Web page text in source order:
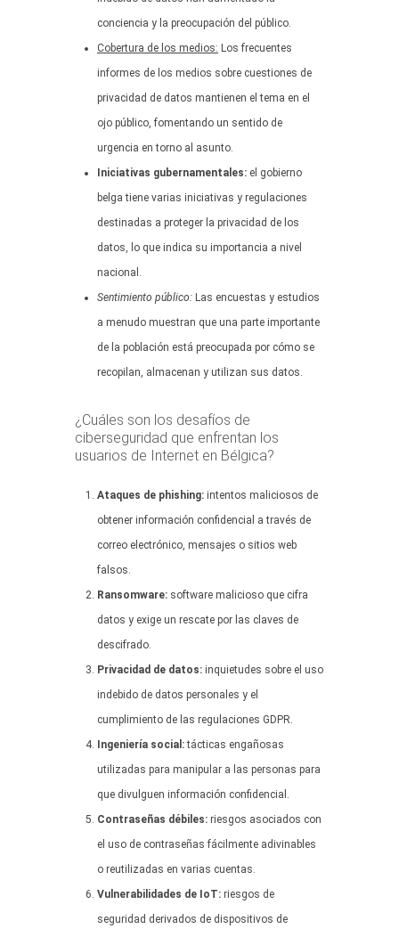
conciencia y la preocupación del público.
Cobertura de los medios: Los frecuentes
informes de los medios sobre cuestiones de
privacidad de datos mantienen el tema en el
ojo público, fomentando un sentido de
urgencia en torno al asunto.
Iniciativas gubernamentales: el gobierno
belga tiene varias iniciativas y regulaciones
destinadas a proteger la privacidad de los
datos, lo que indica su importancia a nivel
nacional.
Sentimiento público: Las encuestas y estudios
a menudo muestran que una parte importante
de la población está preocupada por cómo se
recopilan, almacenan y utilizan sus datos.
¿Cuáles son los desafíos de
ciberseguridad que enfrentan los
usuarios de Internet en Bélgica?
Ataques de phishing: intentos maliciosos de
obtener información confidencial a través de
correo electrónico, mensajes o sitios web
falsos.
Ransomware: software malicioso que cifra
datos y exige un rescate por las claves de
descifrado.
Privacidad de datos: inquietudes sobre el uso
indebido de datos personales y el
cumplimiento de las regulaciones GDPR.
Ingeniería social:tácticas engañosas
utilizadas para manipular a las personas para
que divulguen información confidencial.
Contraseñas débiles: riesgos asociados con
el uso de contraseñas fácilmente adivinables
o reutilizadas en varias cuentas.
Vulnerabilidades de IoT: riesgos de
seguridad derivados de dispositivos de